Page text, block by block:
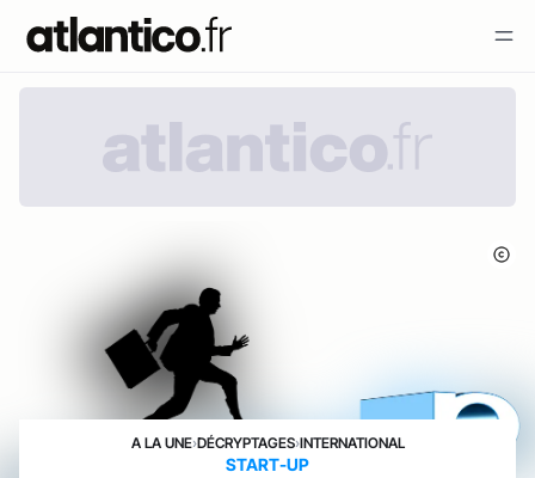
A LA UNE›DÉCRYPTAGES›INTERNATIONAL
START-UP